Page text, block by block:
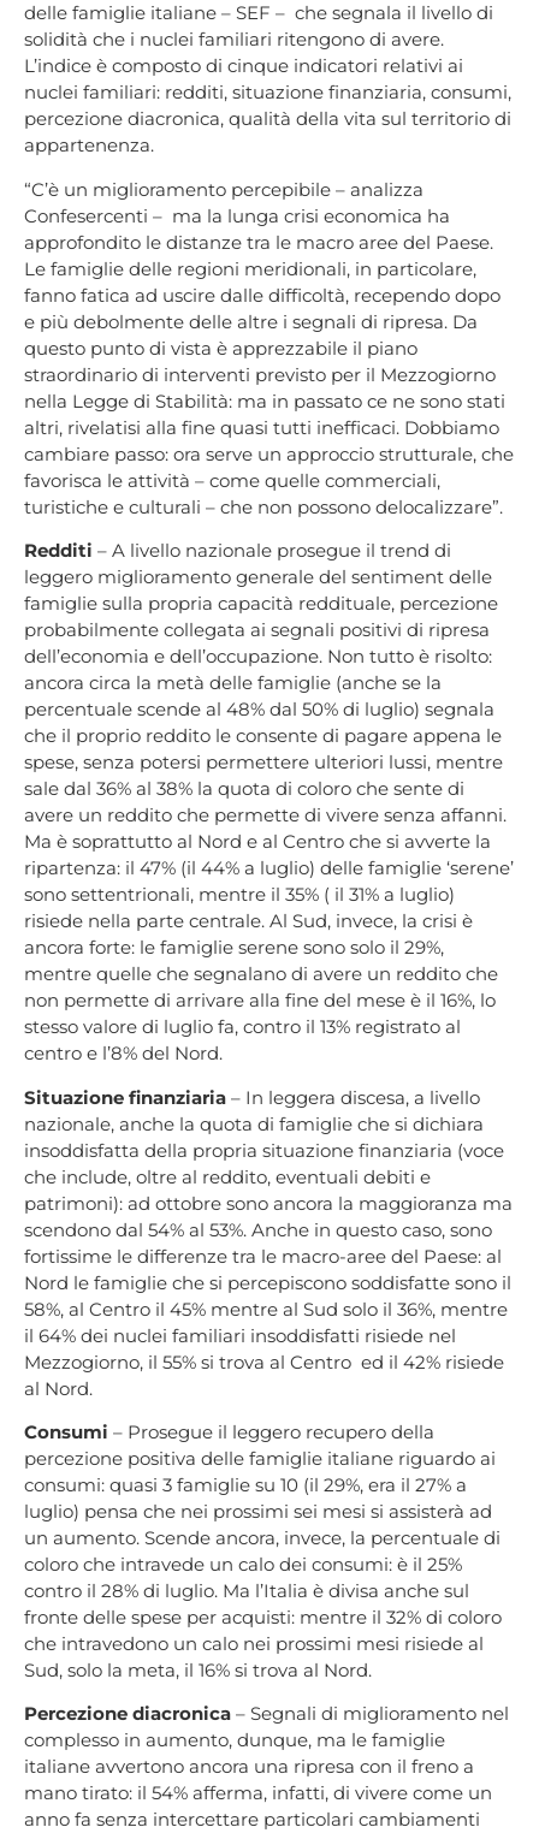
delle famiglie italiane – SEF – che segnala il livello di
solidità che i nuclei familiari ritengono di avere.
L’indice è composto di cinque indicatori relativi ai
nuclei familiari: redditi, situazione finanziaria, consumi,
percezione diacronica, qualità della vita sul territorio di
appartenenza.
“C’è un miglioramento percepibile – analizza
Confesercenti – ma la lunga crisi economica ha
approfondito le distanze tra le macro aree del Paese.
Le famiglie delle regioni meridionali, in particolare,
fanno fatica ad uscire dalle difficoltà, recependo dopo
e più debolmente delle altre i segnali di ripresa. Da
questo punto di vista è apprezzabile il piano
straordinario di interventi previsto per il Mezzogiorno
nella Legge di Stabilità: ma in passato ce ne sono stati
altri, rivelatisi alla fine quasi tutti inefficaci. Dobbiamo
cambiare passo: ora serve un approccio strutturale, che
favorisca le attività – come quelle commerciali,
turistiche e culturali – che non possono delocalizzare”.
Redditi – A livello nazionale prosegue il trend di
leggero miglioramento generale del sentiment delle
famiglie sulla propria capacità reddituale, percezione
probabilmente collegata ai segnali positivi di ripresa
dell’economia e dell’occupazione. Non tutto è risolto:
ancora circa la metà delle famiglie (anche se la
percentuale scende al 48% dal 50% di luglio) segnala
che il proprio reddito le consente di pagare appena le
spese, senza potersi permettere ulteriori lussi, mentre
sale dal 36% al 38% la quota di coloro che sente di
avere un reddito che permette di vivere senza affanni.
Ma è soprattutto al Nord e al Centro che si avverte la
ripartenza: il 47% (il 44% a luglio) delle famiglie ‘serene’
sono settentrionali, mentre il 35% ( il 31% a luglio)
risiede nella parte centrale. Al Sud, invece, la crisi è
ancora forte: le famiglie serene sono solo il 29%,
mentre quelle che segnalano di avere un reddito che
non permette di arrivare alla fine del mese è il 16%, lo
stesso valore di luglio fa, contro il 13% registrato al
centro e l’8% del Nord.
Situazione finanziaria – In leggera discesa, a livello
nazionale, anche la quota di famiglie che si dichiara
insoddisfatta della propria situazione finanziaria (voce
che include, oltre al reddito, eventuali debiti e
patrimoni): ad ottobre sono ancora la maggioranza ma
scendono dal 54% al 53%. Anche in questo caso, sono
fortissime le differenze tra le macro-aree del Paese: al
Nord le famiglie che si percepiscono soddisfatte sono il
58%, al Centro il 45% mentre al Sud solo il 36%, mentre
il 64% dei nuclei familiari insoddisfatti risiede nel
Mezzogiorno, il 55% si trova al Centro ed il 42% risiede
al Nord.
Consumi – Prosegue il leggero recupero della
percezione positiva delle famiglie italiane riguardo ai
consumi: quasi 3 famiglie su 10 (il 29%, era il 27% a
luglio) pensa che nei prossimi sei mesi si assisterà ad
un aumento. Scende ancora, invece, la percentuale di
coloro che intravede un calo dei consumi: è il 25%
contro il 28% di luglio. Ma l’Italia è divisa anche sul
fronte delle spese per acquisti: mentre il 32% di coloro
che intravedono un calo nei prossimi mesi risiede al
Sud, solo la meta, il 16% si trova al Nord.
Percezione diacronica – Segnali di miglioramento nel
complesso in aumento, dunque, ma le famiglie
italiane avvertono ancora una ripresa con il freno a
mano tirato: il 54% afferma, infatti, di vivere come un
anno fa senza intercettare particolari cambiamenti